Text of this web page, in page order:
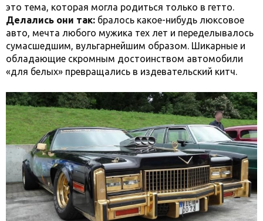
это тема, которая могла родиться только в гетто.
Делались они так: бралось какое-нибудь люксовое
авто, мечта любого мужика тех лет и переделывалось
сумасшедшим, вульгарнейшим образом. Шикарные и
обладающие скромным достоинством автомобили
«для белых» превращались в издевательский китч.